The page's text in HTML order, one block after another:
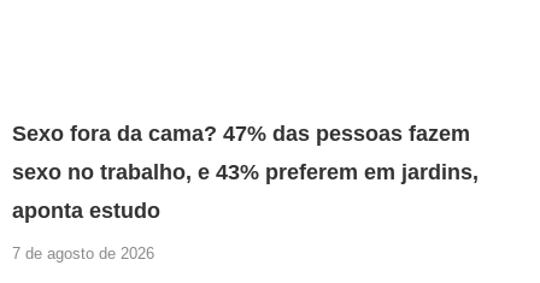
Sexo fora da cama? 47% das pessoas fazem
sexo no trabalho, e 43% preferem em jardins,
aponta estudo
7 de agosto de 2026